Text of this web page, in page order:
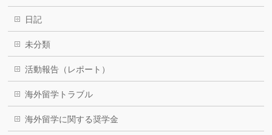
日記
未分類
活動報告（レポート）
海外留学トラブル
海外留学に関する奨学金